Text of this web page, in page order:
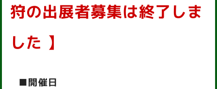
狩の出展者募集は終了しま
した 】
■開催日